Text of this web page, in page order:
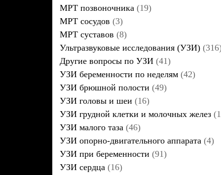
МРТ позвоночника (19)
МРТ сосудов (3)
МРТ суставов (8)
Ультразвуковые исследования (УЗИ)
Другие вопросы по УЗИ (41)
УЗИ беременности по неделям (42)
УЗИ брюшной полости (49)
УЗИ головы и шеи (16)
УЗИ грудной клетки и молочных желез
УЗИ малого таза (46)
УЗИ опорно-двигательного аппарата (4)
УЗИ при беременности (91)
УЗИ сердца (16)